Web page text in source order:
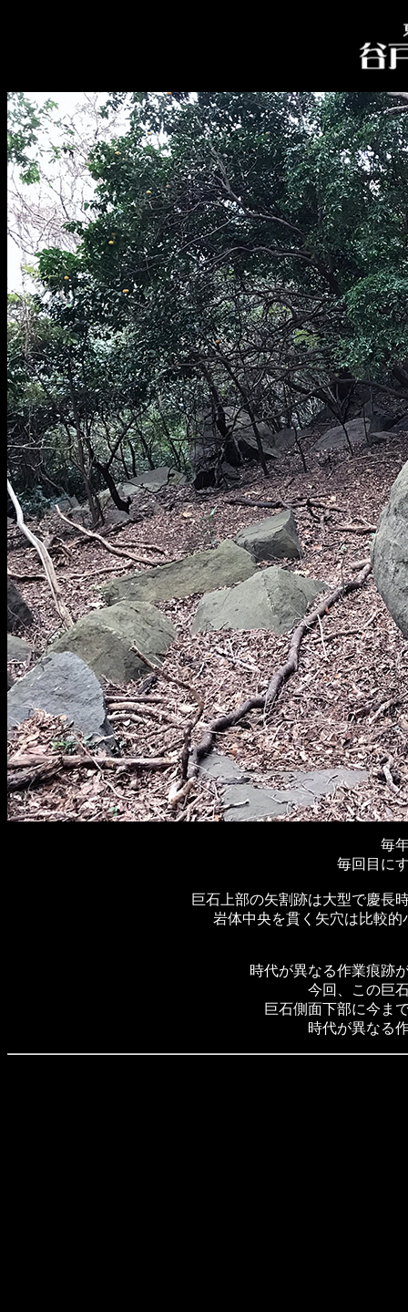
毎
毎回目に
巨石上部の矢割跡は大型で慶長
岩体中央を貫く矢穴は比較
時代が異なる作業痕跡
今回、この巨
巨石側面下部に今ま
時代が異なる